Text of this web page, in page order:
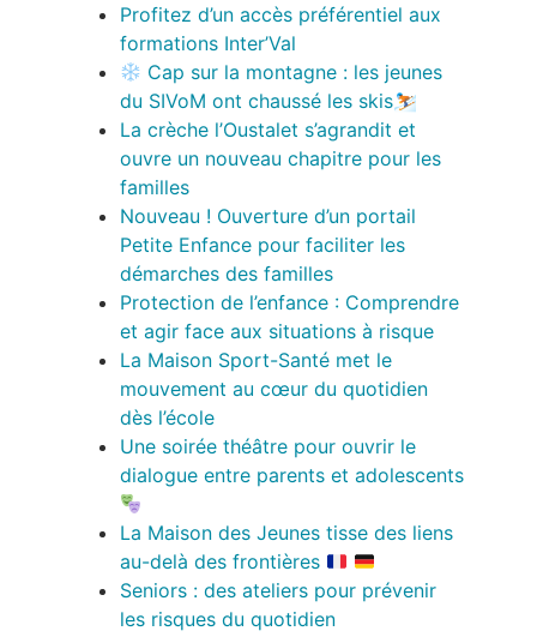
Profitez d’un accès préférentiel aux
formations Inter’Val
Cap sur la montagne : les jeunes
du SIVoM ont chaussé les skis⛷
La crèche l’Oustalet s’agrandit et
ouvre un nouveau chapitre pour les
familles
Nouveau ! Ouverture d’un portail
Petite Enfance pour faciliter les
démarches des familles
Protection de l’enfance : Comprendre
et agir face aux situations à risque
La Maison Sport-Santé met le
mouvement au cœur du quotidien
dès l’école
Une soirée théâtre pour ouvrir le
dialogue entre parents et adolescents
La Maison des Jeunes tisse des liens
au-delà des frontières
Seniors : des ateliers pour prévenir
les risques du quotidien